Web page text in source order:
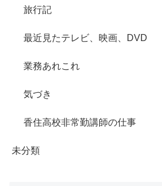
旅行記
最近見たテレビ、映画、DVD
業務あれこれ
気づき
香住高校非常勤講師の仕事
未分類